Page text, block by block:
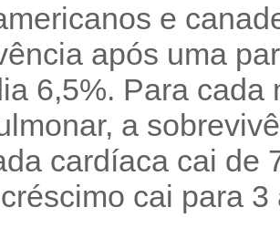
e
após uma
6,5%. Para
a
cardíaca cai de
cai para